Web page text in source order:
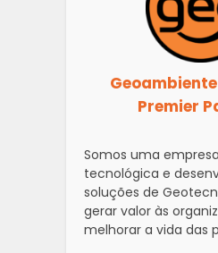
Premier
Somos uma
tecnológica e
soluções de
gerar valor às
melhorar a vida das